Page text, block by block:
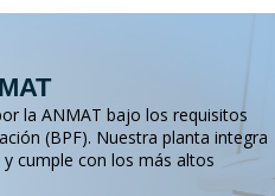
la ANMAT bajo los requisitos
(BPF). Nuestra planta integra
cumple con los más altos